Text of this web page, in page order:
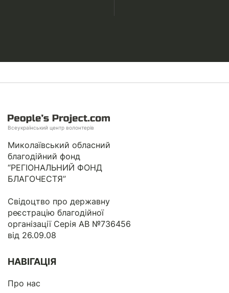
Всеукраїнський центр волонтерів
Миколаївський обласний
благодійний фонд
“РЕГІОНАЛЬНИЙ ФОНД
БЛАГОЧЕСТЯ”
Свідоцтво про державну
реєстрацію благодійної
організації Серія АВ №736456
від 26.09.08
НАВІГАЦІЯ
Про нас